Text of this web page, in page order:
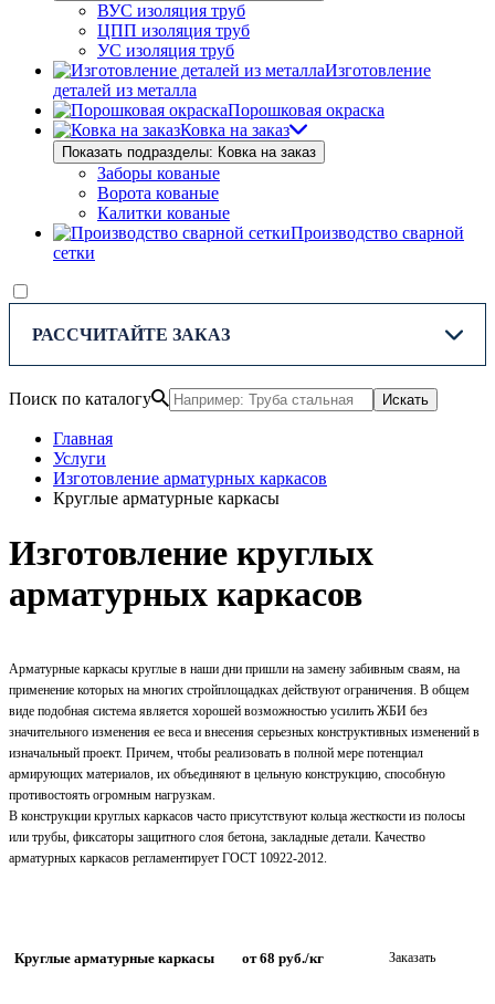
ВУС изоляция труб
ЦПП изоляция труб
УС изоляция труб
Изготовление
деталей из металла
Порошковая окраска
Ковка на заказ
Показать подразделы: Ковка на заказ
Заборы кованые
Ворота кованые
Калитки кованые
Производство сварной
сетки
РАССЧИТАЙТЕ ЗАКАЗ
Поиск по каталогу Искать
Главная
Услуги
Изготовление арматурных каркасов
Круглые арматурные каркасы
Изготовление круглых
арматурных каркасов
Арматурные каркасы круглые в наши дни пришли на замену забивным сваям, на
применение которых на многих стройплощадках действуют ограничения. В общем
виде подобная система является хорошей возможностью усилить ЖБИ без
значительного изменения ее веса и внесения серьезных конструктивных изменений в
изначальный проект. Причем, чтобы реализовать в полной мере потенциал
армирующих материалов, их объединяют в цельную конструкцию, способную
противостоять огромным нагрузкам.
В конструкции круглых каркасов часто присутствуют кольца жесткости из полосы
или трубы, фиксаторы защитного слоя бетона, закладные детали. Качество
арматурных каркасов регламентирует ГОСТ 10922-2012.
Круглые арматурные каркасы от 68 руб./кг Заказать